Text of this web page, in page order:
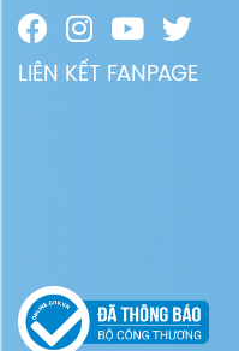
LIÊN KẾT FANPAGE